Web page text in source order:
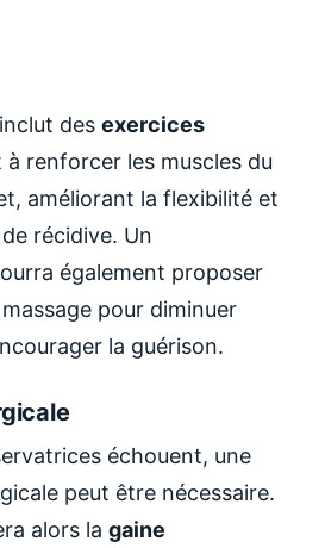
des exercices
à renforcer les muscles du
améliorant la flexibilité et
récidive. Un
également proposer
pour diminuer
la guérison.
échouent, une
peut être nécessaire.
alors la gaine